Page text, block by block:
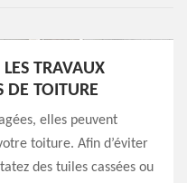
TRAVAUX
DE TOITURE
elles peuvent
toiture. Afin d’éviter
des tuiles cassées ou